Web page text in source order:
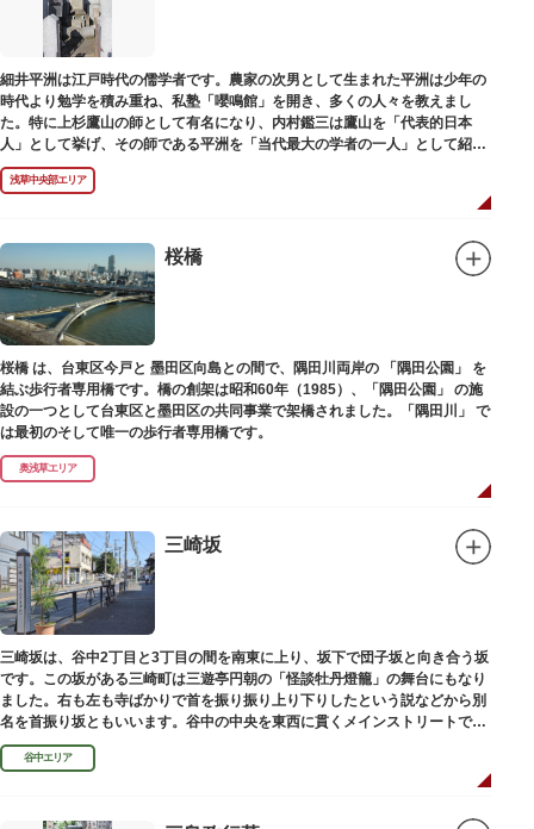
細井平洲は江戸時代の儒学者です。農家の次男として生まれた平洲は少年の
時代より勉学を積み重ね、私塾「嚶鳴館」を開き、多くの人々を教えまし
た。特に上杉鷹山の師として有名になり、内村鑑三は鷹山を「代表的日本
人」として挙げ、その師である平洲を「当代最大の学者の一人」として紹介
しています。お墓は天嶽院（てんがくいん）境内にあります。
浅草中央部エリア
桜橋
桜橋 は、台東区今戸と 墨田区向島との間で、隅田川両岸の 「隅田公園」 を
結ぶ歩行者専用橋です。橋の創架は昭和60年（1985）、「隅田公園」 の施
設の一つとして台東区と墨田区の共同事業で架橋されました。「隅田川」 で
は最初のそして唯一の歩行者専用橋です。
奥浅草エリア
三崎坂
三崎坂は、谷中2丁目と3丁目の間を南東に上り、坂下で団子坂と向き合う坂
です。この坂がある三崎町は三遊亭円朝の「怪談牡丹燈籠」の舞台にもなり
ました。右も左も寺ばかりで首を振り振り上り下りしたという説などから別
名を首振り坂ともいいます。谷中の中央を東西に貫くメインストリートで
す。
谷中エリア